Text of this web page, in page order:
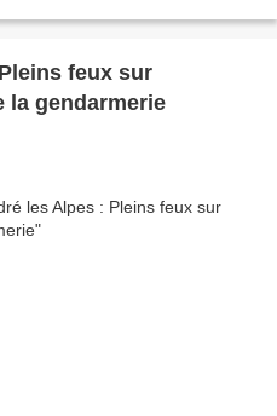
feux sur
la gendarmerie